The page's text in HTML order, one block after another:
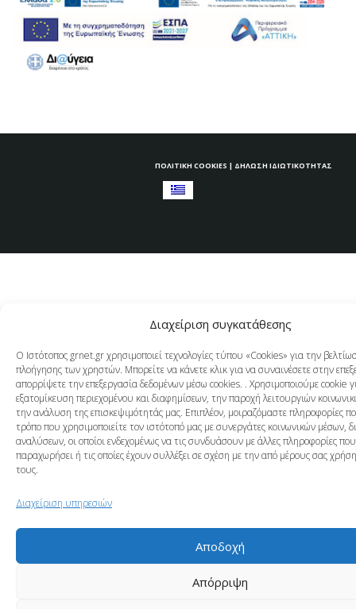
Διαχείριση συγκατάθεσης
Ο Ιστότοπος grnet.gr χρησιμοποιεί τεχνολογίες τύπου «Cookies» για την
πλοήγησης των χρηστών. Μπορείτε να κάνετε κλικ για να συναινέσετε στην
απορρίψετε την επεξεργασία δεδομένων μέσω cookies. . Χρησιμοποιούμε cookie
εξατομίκευση περιεχομένου και διαφημίσεων, την παροχή λειτουργιών
την ανάλυση της επισκεψιμότητάς μας. Επιπλέον, μοιραζόμαστε πληροφορίες
τρόπο που χρησιμοποιείτε τον ιστότοπό μας με συνεργάτες κοινωνικών μέσων,
αναλύσεων, οι οποίοι ενδεχομένως να τις συνδυάσουν με άλλες πληροφορίες
παραχωρήσει ή τις οποίες έχουν συλλέξει σε σχέση με την από μέρους σας
τους.
Διαχείριση υπηρεσιών
Αποδοχή
Απόρριψη
ΠΟΛΙΤΙΚΉ COOKIES | ΔΉΛΩΣΗ ΙΔΙΩΤΙΚΌΤΗΤΑΣ